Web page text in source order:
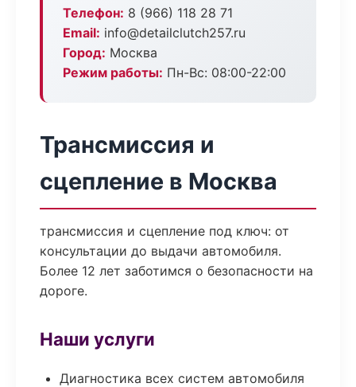
Телефон: 8 (966) 118 28 71
Email: info@detailclutch257.ru
Город: Москва
Режим работы: Пн-Вс: 08:00-22:00
Трансмиссия и
сцепление в Москва
трансмиссия и сцепление под ключ: от
консультации до выдачи автомобиля.
Более 12 лет заботимся о безопасности на
дороге.
Наши услуги
Диагностика всех систем автомобиля